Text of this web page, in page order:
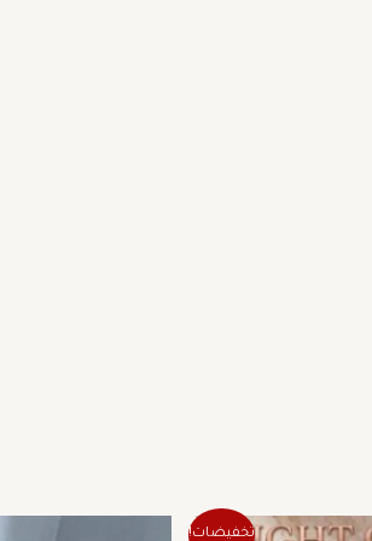
تخفيضات!
السعرالسعر هناك